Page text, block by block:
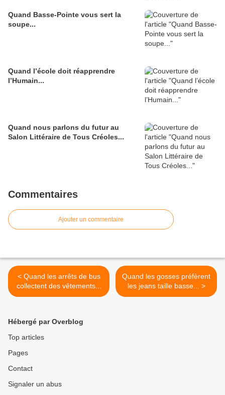
Quand Basse-Pointe vous sert la
soupe...
Quand l’école doit réapprendre
l’Humain...
Quand nous parlons du futur au
Salon Littéraire de Tous Créoles...
Commentaires
Ajouter un commentaire
< Quand les arrêts de bus
collectent des vêtements...
Quand les gosses préfèrent
les jeans taille basse... >
Hébergé par Overblog
Top articles
Pages
Contact
Signaler un abus